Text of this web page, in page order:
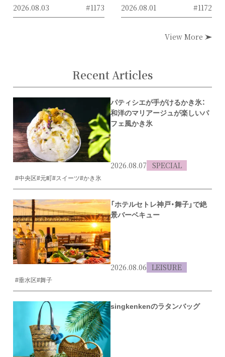
2026.08.03 #1173 2026.08.01 #1172
View More
Recent Articles
パティシエが手がけるかき氷：
和洋のマリアージュが楽しいパ
フェ風かき氷
2026.08.07 SPECIAL
#中央区#元町#スイーツ#かき氷
「ホテルセトレ神戸・舞子」で絶
景バーベキュー
2026.08.06 LEISURE
#垂水区#舞子
singkenkenのラタンバッグ